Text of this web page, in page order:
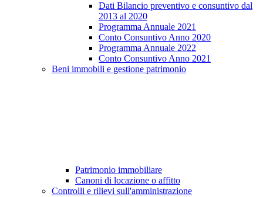
Dati Bilancio preventivo e consuntivo dal
2013 al 2020
Programma Annuale 2021
Conto Consuntivo Anno 2020
Programma Annuale 2022
Conto Consuntivo Anno 2021
Beni immobili e gestione patrimonio
Patrimonio immobiliare
Canoni di locazione o affitto
Controlli e rilievi sull'amministrazione